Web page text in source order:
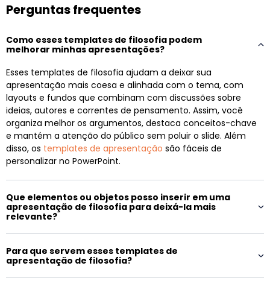
Perguntas frequentes
Como esses templates de filosofia podem
melhorar minhas apresentações?
Esses templates de filosofia ajudam a deixar sua
apresentação mais coesa e alinhada com o tema, com
layouts e fundos que combinam com discussões sobre
ideias, autores e correntes de pensamento. Assim, você
organiza melhor os argumentos, destaca conceitos-chave
e mantém a atenção do público sem poluir o slide. Além
disso, os templates de apresentação são fáceis de
personalizar no PowerPoint.
Que elementos ou objetos posso inserir em uma
apresentação de filosofia para deixá-la mais
relevante?
Para que servem esses templates de
apresentação de filosofia?